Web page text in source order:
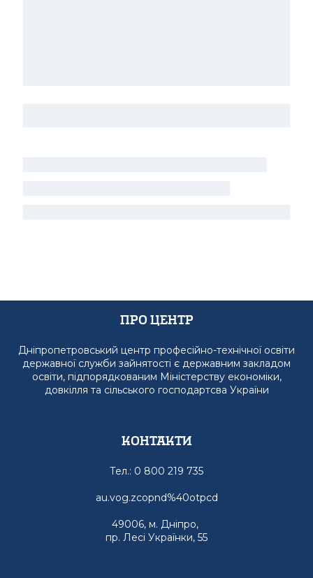
Про Центр
Дніпропетровський центр професійно-технічної освіти
державної служби зайнятості є державним закладом
освіти, підпорядкованим Міністерству економіки,
довкілля та сільського господартсва України
Контакти
Тел.: 0 800 219 735
au.vog.zcopnd%40otpcd
49006, м. Дніпро,
пр. Лесі Українки, 55